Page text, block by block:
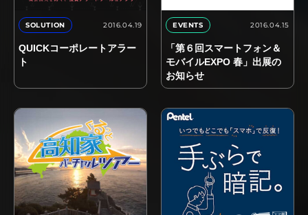
SOLUTION 2016.04.19
QUICKコーポレートアラー
ト
EVENTS 2016.04.15
「第６回スマートフォン＆
モバイルEXPO 春」出展の
お知らせ